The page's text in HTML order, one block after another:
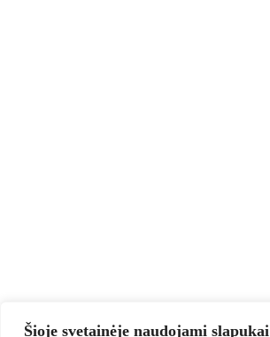
Šioje svetainėje naudojami slapukai